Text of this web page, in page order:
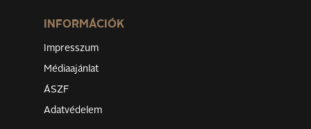
INFORMÁCIÓK
Impresszum
Médiaajánlat
ÁSZF
Adatvédelem